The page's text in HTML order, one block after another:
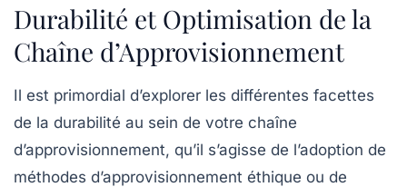
Durabilité et Optimisation de la
Chaîne d’Approvisionnement
Il est primordial d’explorer les différentes facettes
de la durabilité au sein de votre chaîne
d’approvisionnement, qu’il s’agisse de l’adoption de
méthodes d’approvisionnement éthique ou de